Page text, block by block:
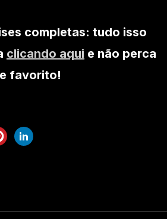
completas: tudo isso
clicando aqui e não perca
favorito!